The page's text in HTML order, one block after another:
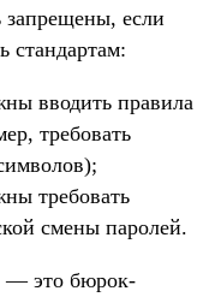
если
стан­дартам:
вво­дить пра­вила
тре­бовать
тре­бовать
сме­ны паролей.
— это бюрок­